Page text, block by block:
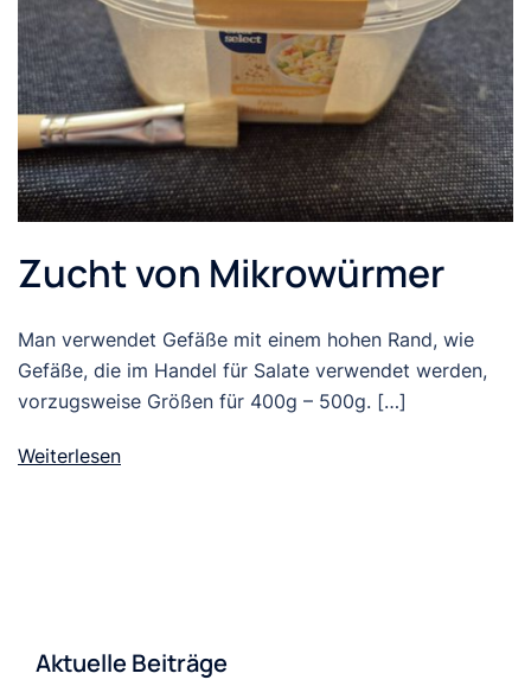
Zucht von Mikrowürmer
Man verwendet Gefäße mit einem hohen Rand, wie
Gefäße, die im Handel für Salate verwendet werden,
vorzugsweise Größen für 400g – 500g. […]
Weiterlesen
Aktuelle Beiträge